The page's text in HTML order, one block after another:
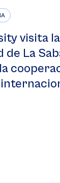
visita la
de La